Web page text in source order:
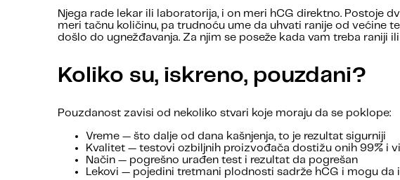
Njega rade lekar ili laboratorija, i on meri hCG direktno. Postoje
meri tačnu količinu, pa trudnoću ume da uhvati ranije od većine
došlo do ugnežđavanja. Za njim se poseže kada vam treba raniji
Koliko su, iskreno, pouzdani?
Pouzdanost zavisi od nekoliko stvari koje moraju da se poklope:
Vreme — što dalje od dana kašnjenja, to je rezultat sigurniji
Kvalitet — testovi ozbiljnih proizvođača dostižu onih 99% i
Način — pogrešno urađen test i rezultat da pogrešan
Lekovi — pojedini tretmani plodnosti sadrže hCG i mogu da